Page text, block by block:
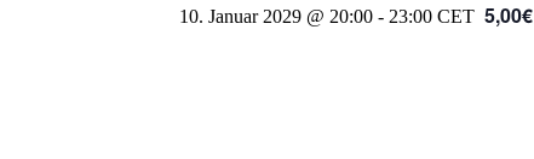
10. Januar 2029 @ 20:00 - 23:00 CET 5,00€